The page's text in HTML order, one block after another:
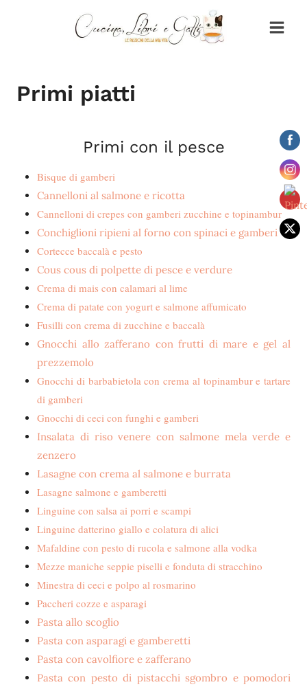
Primi piatti
Primi con il pesce
Bisque di gamberi
Cannelloni al salmone e ricotta
Cannelloni di crepes con gamberi zucchine e topinambur
Conchiglioni ripieni al forno con spinaci e gamberi
Cortecce baccalà e pesto
Cous cous di polpette di pesce e verdure
Crema di mais con calamari al lime
Crema di patate con yogurt e salmone affumicato
Fusilli con crema di zucchine e baccalà
Gnocchi allo zafferano con frutti di mare e gel al
prezzemolo
Gnocchi di barbabietola con crema al topinambur e tartare
di gamberi
Gnocchi di ceci con funghi e gamberi
Insalata di riso venere con salmone mela verde e
zenzero
Lasagne con crema al salmone e burrata
Lasagne salmone e gamberetti
Linguine con salsa ai porri e scampi
Linguine datterino giallo e colatura di alici
Mafaldine con pesto di rucola e salmone alla vodka
Mezze maniche seppie piselli e fonduta di stracchino
Minestra di ceci e polpo al rosmarino
Paccheri cozze e asparagi
Pasta allo scoglio
Pasta con asparagi e gamberetti
Pasta con cavolfiore e zafferano
Pasta con pesto di pistacchi sgombro e pomodori